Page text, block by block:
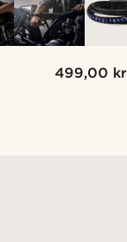
499,00 kr